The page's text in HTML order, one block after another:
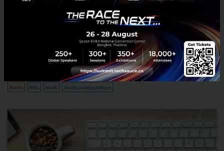
and free trial of remote working platform Eko
ITOCHU Corporation announced today that it had entered into an
agreement with Eko Corporation Co. Ltd. to be the sole distributor
of Eko in Japan. Eko is the virtual workspace tool...
March 27, 2020| ByTechsauce Team
News Eko work itochu-corporation